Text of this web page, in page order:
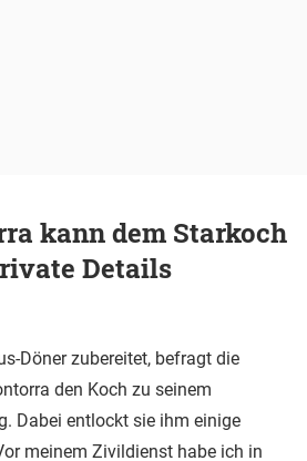
kann dem Starkoch
Details
Döner zubereitet, befragt die
den Koch zu seinem
Dabei entlockt sie ihm einige
meinem Zivildienst habe ich in